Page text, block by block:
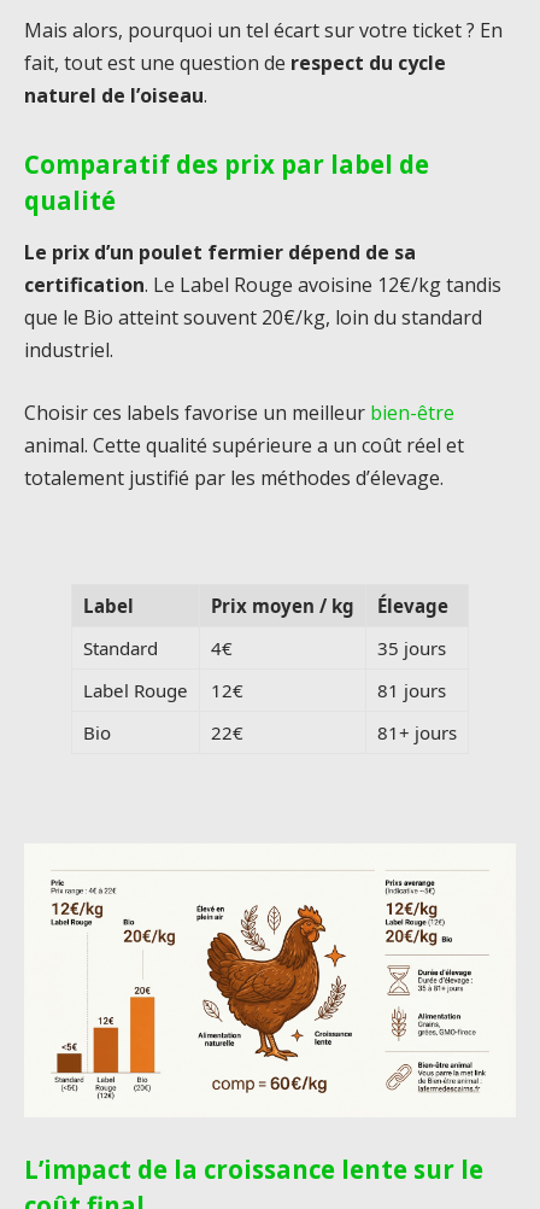
Mais alors, pourquoi un tel écart sur votre ticket ? En
fait, tout est une question de respect du cycle
naturel de l’oiseau.
Comparatif des prix par label de
qualité
Le prix d’un poulet fermier dépend de sa
certification. Le Label Rouge avoisine 12€/kg tandis
que le Bio atteint souvent 20€/kg, loin du standard
industriel.
Choisir ces labels favorise un meilleur bien-être
animal. Cette qualité supérieure a un coût réel et
totalement justifié par les méthodes d’élevage.
Label Prix moyen / kg
Élevage
Standard
4€
35 jours
Label Rouge
12€
81 jours
Bio
22€ 81+ jours
L’impact de la croissance lente sur le